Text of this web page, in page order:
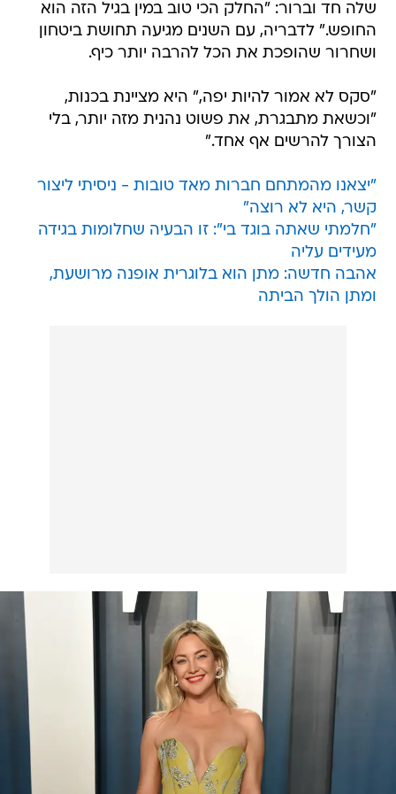
שלה חד וברור: "החלק הכי טוב במין בגיל הזה הוא
החופש." לדבריה, עם השנים מגיעה תחושת ביטחון
ושחרור שהופכת את הכל להרבה יותר כיף.
"סקס לא אמור להיות יפה," היא מציינת בכנות,
"וכשאת מתבגרת, את פשוט נהנית מזה יותר, בלי
הצורך להרשים אף אחד."
"יצאנו מהמתחם חברות מאד טובות - ניסיתי ליצור
קשר, היא לא רוצה"
"חלמתי שאתה בוגד בי": זו הבעיה שחלומות בגידה
מעידים עליה
אהבה חדשה: מתן הוא בלוגרית אופנה מרושעת,
ומתן הולך הביתה